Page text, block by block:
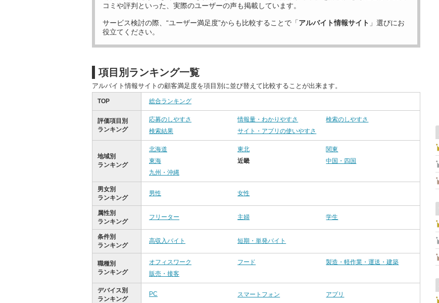
コミや評判といった、実際のユーザーの声も掲載しています。
サービス検討の際、“ユーザー満足度”からも比較することで「アルバイト情報サイト 」選びにお
役立てください。
項目別ランキング一覧
アルバイト情報サイトの顧客満足度を項目別に並び替えて比較することが出来ます。
TOP 総合ランキング
評価項目別
ランキング
応募のしやすさ 情報量・わかりやすさ
検索のしやすさ
検索結果
サイト・アプリの使いやすさ
地域別
ランキング
北海道 東北
関東
東海
近畿
中国・四国
九州・沖縄
男女別
ランキング
男性 女性
属性別
ランキング
フリーター 主婦 学生
条件別
ランキング
高収入バイト 短期・単発バイト
職種別
ランキング
オフィスワーク フード
製造・軽作業・運送・建築
販売・接客
デバイス別
ランキング
PC スマートフォン アプリ